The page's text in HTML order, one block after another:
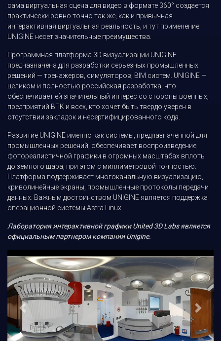
сама виртуальная сцена для видео в формате 360° создается
практически ровно точно так же, как и привычная
интерактивная виртуальная реальность, и тут применение
UNIGINE несет значительные преимущества.
Программная платформа 3D визуализации UNIGINE
предназначена для разработки серьезных промышленных
решений — тренажеров, симуляторов, BIM систем. UNIGINE —
целиком и полностью российская разработка, что
обеспечивает ей значительный интерес со стороны военных,
предприятий ВПК и всех, кто хочет быть твердо уверен в
отсутствии закладок и несертифицированного кода.
Развитие UNIGINE именно как системы, предназначенной для
промышленных решений, обеспечивает воспроизведение
фотореалистичной графики в огромных масштабах вплоть
до земного шара, при этом с миллиметровой точностью.
Платформа поддерживает многоканальную визуализацию,
криволинейные экраны, промышленные протоколы передачи
данных. Важным достоинством UNIGINE является поддержка
операционной системы Astra Linux.
Лаборатория интерактивной графики United 3D Labs является
официальным партнером компании Unigine.
Предыдущий